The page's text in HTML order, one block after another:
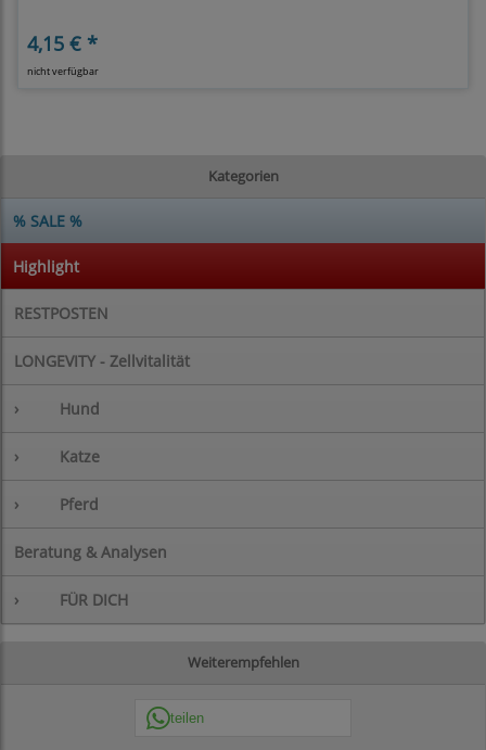
Kategorien
% SALE %
Highlight
RESTPOSTEN
LONGEVITY - Zellvitalität
› Hund
› Katze
› Pferd
Beratung & Analysen
› FÜR DICH
Weiterempfehlen
teilen
4,15 € *
nicht verfügbar